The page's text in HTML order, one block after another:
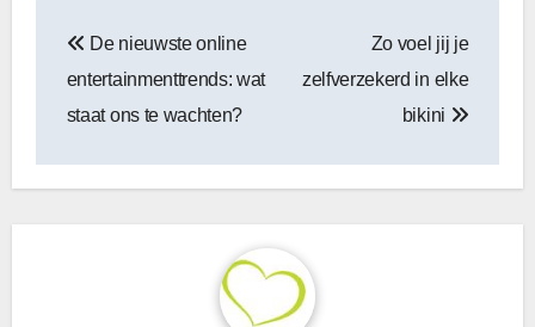
navigatie
De nieuwste online
entertainmenttrends: wat
staat ons te wachten?
Zo voel jij je
zelfverzekerd in elke
bikini